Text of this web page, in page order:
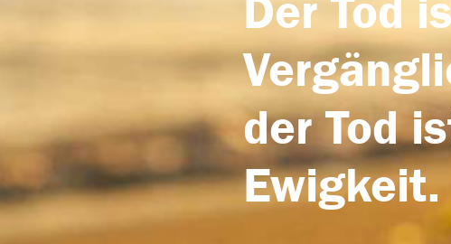
Der Tod
der Tod
Ewigkeit.